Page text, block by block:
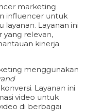
marketing
influencer untuk
Layanan ini
yang relevan,
kinerja
menggunakan
Layanan ini
video untuk
di berbagai